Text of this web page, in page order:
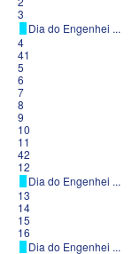
3
Dia do Engenhei ...
4
41
5
6
7
8
9
10
11
42
12
Dia do Engenhei ...
13
14
15
16
Dia do Engenhei ...